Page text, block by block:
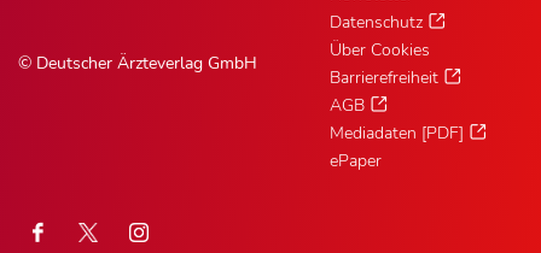
© Deutscher Ärzteverlag GmbH
Datenschutz
Über Cookies
Barrierefreiheit
AGB
Mediadaten [PDF]
ePaper